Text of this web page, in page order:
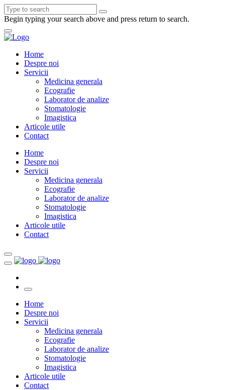
Begin typing your search above and press return to search.
Home
Despre noi
Servicii
Medicina generala
Ecografie
Laborator de analize
Stomatologie
Imagistica
Articole utile
Contact
Home
Despre noi
Servicii
Medicina generala
Ecografie
Laborator de analize
Stomatologie
Imagistica
Articole utile
Contact
Home
Despre noi
Servicii
Medicina generala
Ecografie
Laborator de analize
Stomatologie
Imagistica
Articole utile
Contact